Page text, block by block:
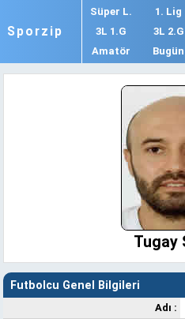
Sporzip
Süper L. 1. Lig
3L 1.G
3L 2.G
Amatör
Bugün
Tugay
Futbolcu Genel Bilgileri
Adı :